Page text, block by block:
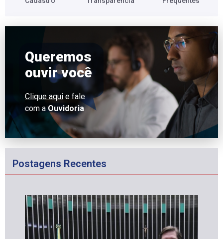
Queremos
ouvir você
Clique aqui e fale
com aOuvidoria
Postagens Recentes